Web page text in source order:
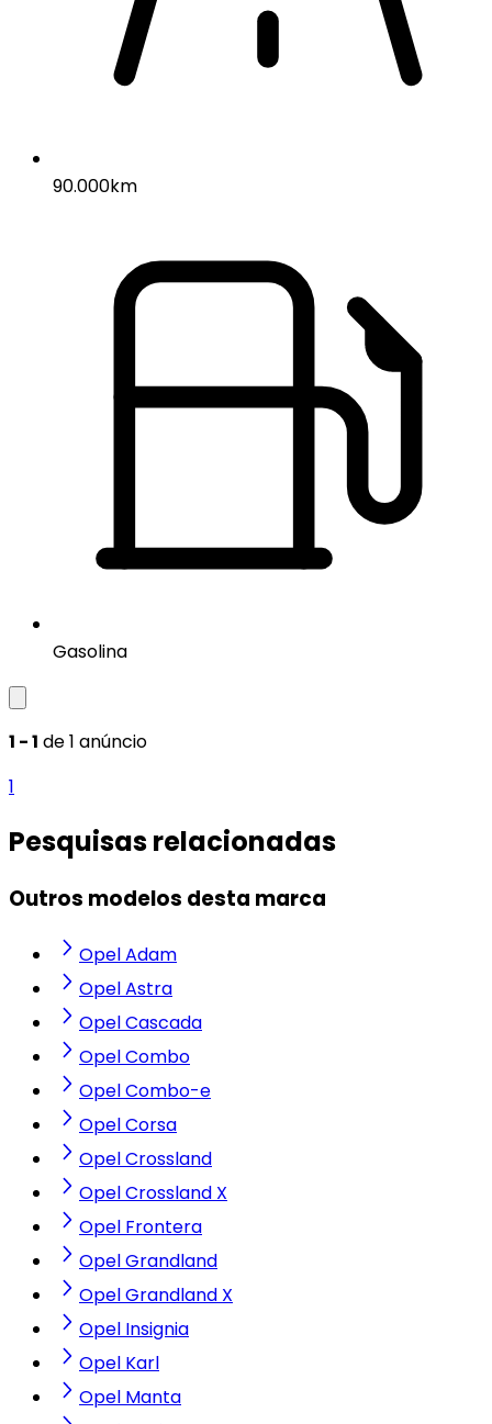
90.000km
Gasolina
1 - 1 de 1 anúncio
1
Pesquisas relacionadas
Outros modelos desta marca
Opel Adam
Opel Astra
Opel Cascada
Opel Combo
Opel Combo-e
Opel Corsa
Opel Crossland
Opel Crossland X
Opel Frontera
Opel Grandland
Opel Grandland X
Opel Insignia
Opel Karl
Opel Manta